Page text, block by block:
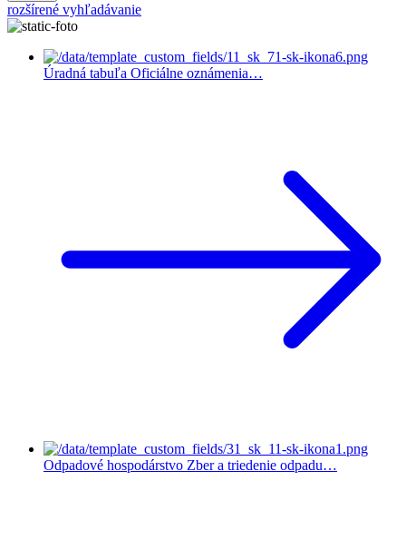
rozšírené vyhľadávanie
Úradná tabuľa Oficiálne oznámenia…
Odpadové hospodárstvo Zber a triedenie odpadu…